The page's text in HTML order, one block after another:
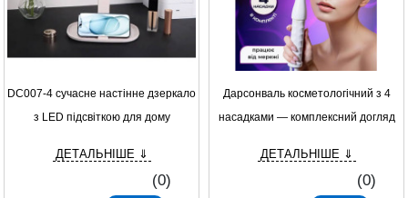
DC007-4 сучасне настінне дзеркало
з LED підсвіткою для дому
ДЕТАЛЬНІШЕ ⇓
(0)
Дарсонваль косметологічний з 4
насадками — комплексний догляд
ДЕТАЛЬНІШЕ ⇓
(0)